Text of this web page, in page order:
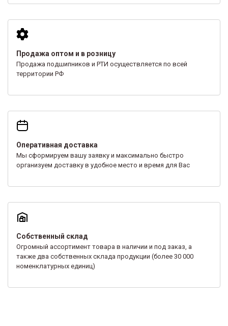
Продажа оптом и в розницу
Продажа подшипников и РТИ осуществляется по всей
территории РФ
Оперативная доставка
Мы сформируем вашу заявку и максимально быстро
организуем доставку в удобное место и время для Вас
Собственный склад
Огромный ассортимент товара в наличии и под заказ, а
также два собственных склада продукции (более 30 000
номенклатурных единиц)